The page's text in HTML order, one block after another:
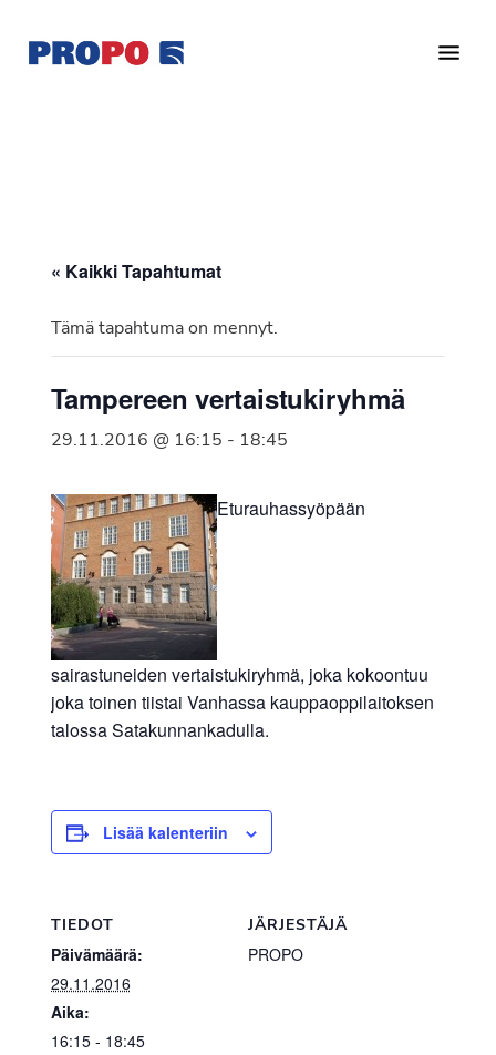
pääsisältöön
alatunnisteeseen
Ry
vuonna
Suomen
jäsenjärjestö.
« Kaikki Tapahtumat
Tämä tapahtuma on mennyt.
Tampereen vertaistukiryhmä
29.11.2016 @ 16:15 - 18:45
Eturauhassyöpään
sairastuneiden vertaistukiryhmä, joka kokoontuu
joka toinen tiistai Vanhassa kauppaoppilaitoksen
talossa Satakunnankadulla.
Lisää kalenteriin
TIEDOT
Päivämäärä:
29.11.2016
Aika:
16:15 - 18:45
JÄRJESTÄJÄ
PROPO